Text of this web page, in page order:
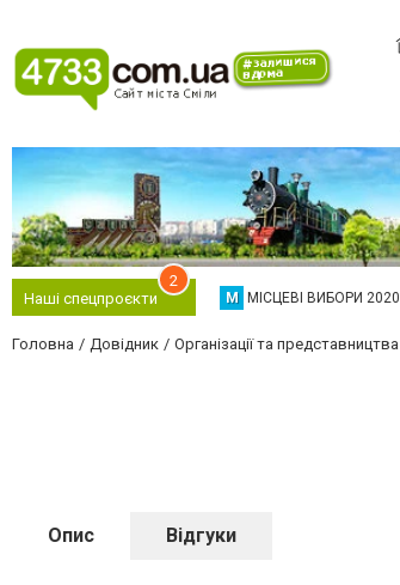
Наші спецпроєкти
2
М МІСЦЕВІ ВИБОРИ 2020
Головна Довідник Організації та представництва
Опис Відгуки